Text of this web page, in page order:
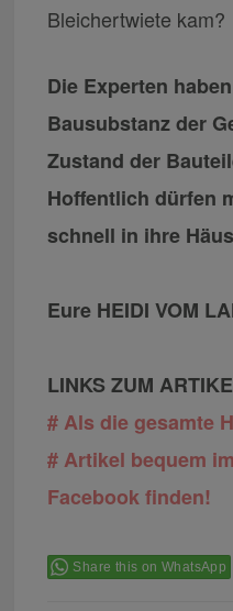
Bleichertwiete kam?
Die Experten
Bausubstanz der
Zustand der
Hoffentlich dürfen
schnell in ihre
Eure HEIDI VOM
LINKS ZUM
# Als die gesamte
# Artikel bequem
Facebook finden!
Share this on WhatsApp